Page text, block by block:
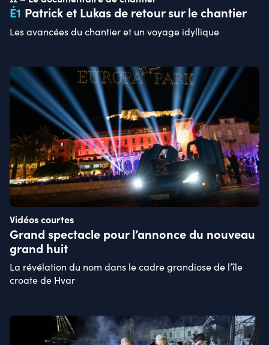
É1 Patrick et Lukas de retour sur le chantier
Les avancées du chantier et un voyage idyllique
Vidéos courtes
Grand spectacle pour l’annonce du nouveau
grand huit
La révélation du nom dans le cadre grandiose de l’île
croate de Hvar